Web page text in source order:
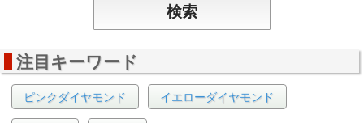
注目キーワード
ピンクダイヤモンド イエローダイヤモンド